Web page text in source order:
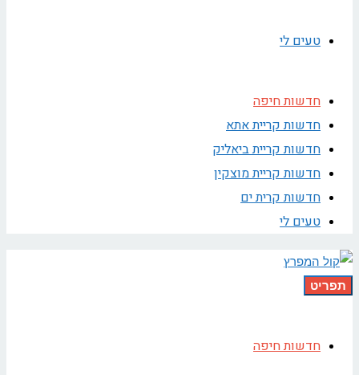
טעים לי
חדשות חיפה
חדשות קריית אתא
חדשות קריית ביאליק
חדשות קריית מוצקין
חדשות קרית ים
טעים לי
תפריט
חדשות חיפה